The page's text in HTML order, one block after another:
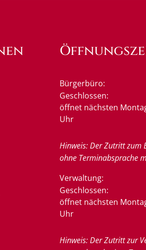
Bürgerbüro:
Klicken, um weitere
Geschlossen:
öffnet nächsten
Uhr
Hinweis: Der Zutritt zum
ohne Terminabsprache
Verwaltung:
Klicken, um weitere
Geschlossen:
öffnet nächsten
Uhr
Hinweis: Der Zutritt zur